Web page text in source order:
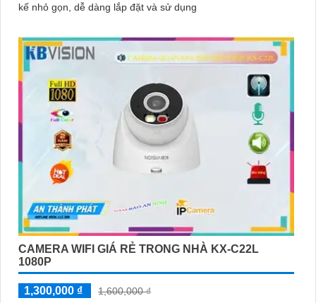
kế nhỏ gọn, dễ dàng lắp đặt và sử dụng
CAMERA WIFI GIÁ RẺ TRONG NHÀ KX-C22L
1080P
1,300,000 ₫
1,600,000 ₫